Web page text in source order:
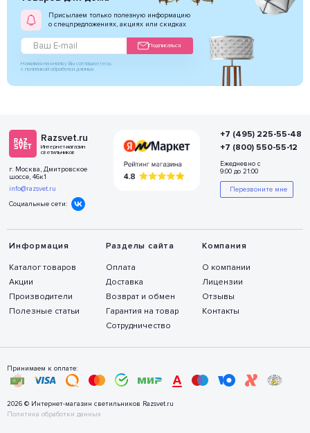
Присылаем только полезную информацию
о спецпредложениях, акциях или скидках
Подписаться
Нажимая на кнопку Вы соглашаетесь
с политикой обработки данных
Razsvet.ru
Интернет-магазин
светильников
г. Москва, Дмитровское
шоссе, 46к1
info@razsvet.ru
Социальные сети:
Информация
Каталог товаров
Акции
Производители
Полезные статьи
Разделы сайта
Оплата
Доставка
Возврат и обмен
Гарантия на товар
Сотрудничество
Компания
О компании
Лицензии
Отзывы
Контакты
+7 (495) 225-55-48
+7 (800) 550-55-12
Ежедневно с
9:00 до 21:00
Перезвоните мне
Принимаем к оплате:
2026 © Интернет-магазин светильников Razsvet.ru
Политика обработки данных